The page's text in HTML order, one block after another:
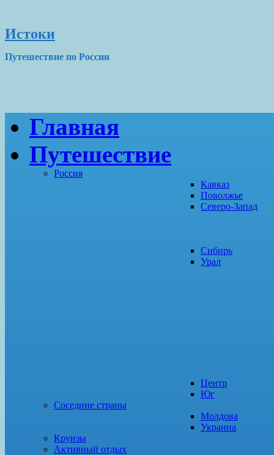
Истоки
Путешествие по России
Главная
Путешествие
Россия
Кавказ
Поволжье
Северо-Запад
Сибирь
Урал
Центр
Юг
Соседние страны
Молдова
Украина
Круизы
Активный отдых